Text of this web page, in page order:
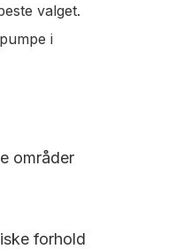
valget.
i
områder
forhold